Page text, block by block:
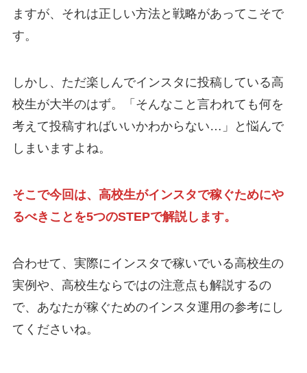
ますが、それは正しい方法と戦略があってこそで
す。
しかし、ただ楽しんでインスタに投稿している高
校生が大半のはず。「そんなこと言われても何を
考えて投稿すればいいかわからない…」と悩んで
しまいますよね。
そこで今回は、高校生がインスタで稼ぐためにや
るべきことを5つのSTEPで解説します。
合わせて、実際にインスタで稼いでいる高校生の
実例や、高校生ならではの注意点も解説するの
で、あなたが稼ぐためのインスタ運用の参考にし
てくださいね。